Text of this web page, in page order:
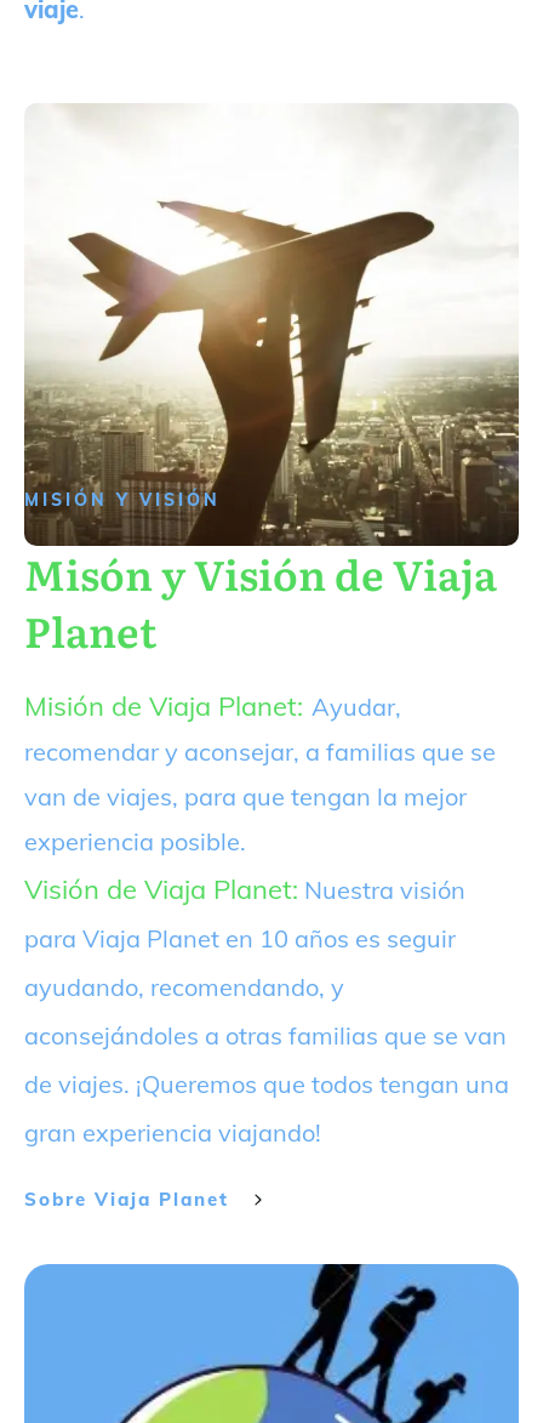
viaje.
MISIÓN Y VISIÓN
Misón y Visión de Viaja
Planet
Misión de Viaja Planet: Ayudar,
recomendar y aconsejar, a familias que se
van de viajes, para que tengan la mejor
experiencia posible.
Visión de Viaja Planet: Nuestra visión
para Viaja Planet en 10 años es seguir
ayudando, recomendando, y
aconsejándoles a otras familias que se van
de viajes. ¡Queremos que todos tengan una
gran experiencia viajando!
Sobre Viaja Planet